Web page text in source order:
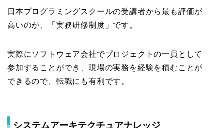
日本プログラミングスクールの受講者から最も評価が
高いのが、「実務研修制度」です。
実際にソフトウェア会社でプロジェクトの一員として
参加することができ、現場の実務を経験を積むことが
できるので、転職にも有利です。
システムアーキテクチュアナレッジ